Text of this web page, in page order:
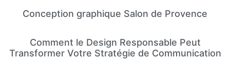
Conception graphique Salon de Provence
Comment le Design Responsable Peut
Transformer Votre Stratégie de Communication